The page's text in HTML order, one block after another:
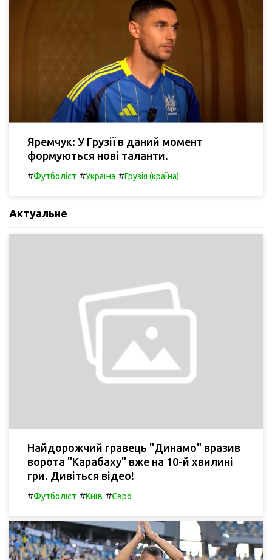
Яремчук: У Грузії в даний момент
формуються нові таланти.
#Футболіст #Україна #Грузія (країна)
Актуальне
Найдорожчий гравець "Динамо" вразив
ворота "Карабаху" вже на 10-й хвилині
гри. Дивіться відео!
#Футболіст #Київ #Євро